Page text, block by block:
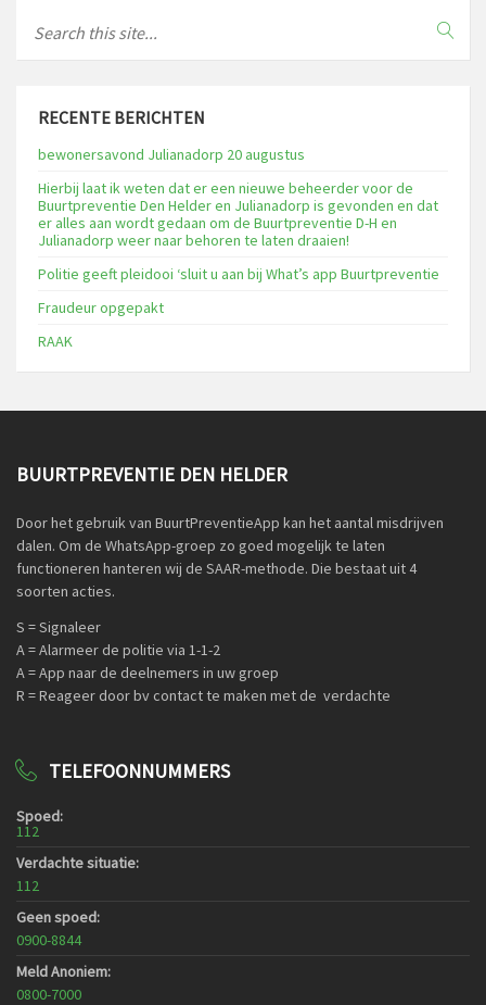
RECENTE BERICHTEN
bewonersavond Julianadorp 20 augustus
Hierbij laat ik weten dat er een nieuwe beheerder voor de
Buurtpreventie Den Helder en Julianadorp is gevonden en dat
er alles aan wordt gedaan om de Buurtpreventie D-H en
Julianadorp weer naar behoren te laten draaien!
Politie geeft pleidooi ‘sluit u aan bij What’s app Buurtpreventie
Fraudeur opgepakt
RAAK
BUURTPREVENTIE DEN HELDER
Door het gebruik van BuurtPreventieApp kan het aantal misdrijven
dalen. Om de WhatsApp-groep zo goed mogelijk te laten
functioneren hanteren wij de SAAR-methode. Die bestaat uit 4
soorten acties.
S = Signaleer
A = Alarmeer de politie via 1-1-2
A = App naar de deelnemers in uw groep
R = Reageer door bv contact te maken met de verdachte
TELEFOONNUMMERS
Spoed:
112
Verdachte situatie:
112
Geen spoed:
0900-8844
Meld Anoniem:
0800-7000